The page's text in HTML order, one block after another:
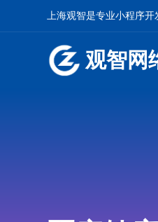
上海观智是专业小程序
观智网